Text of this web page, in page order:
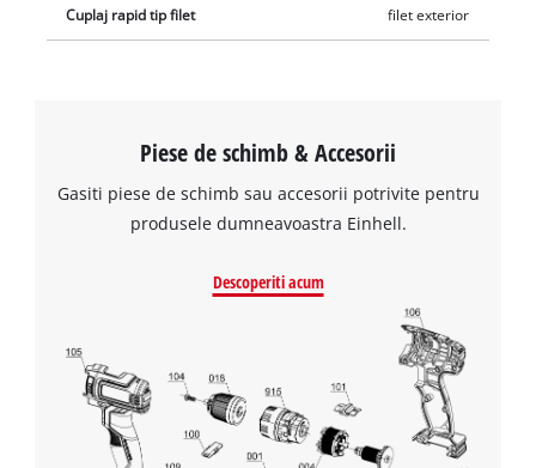
Cuplaj rapid tip filet filet exterior
Piese de schimb & Accesorii
Gasiti piese de schimb sau accesorii potrivite pentru
produsele dumneavoastra Einhell.
Descoperiti acum